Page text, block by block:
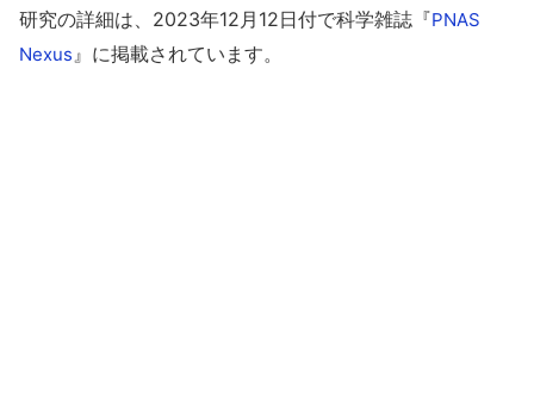
研究の詳細は、2023年12月12日付で科学雑誌『PNAS
Nexus』に掲載されています。